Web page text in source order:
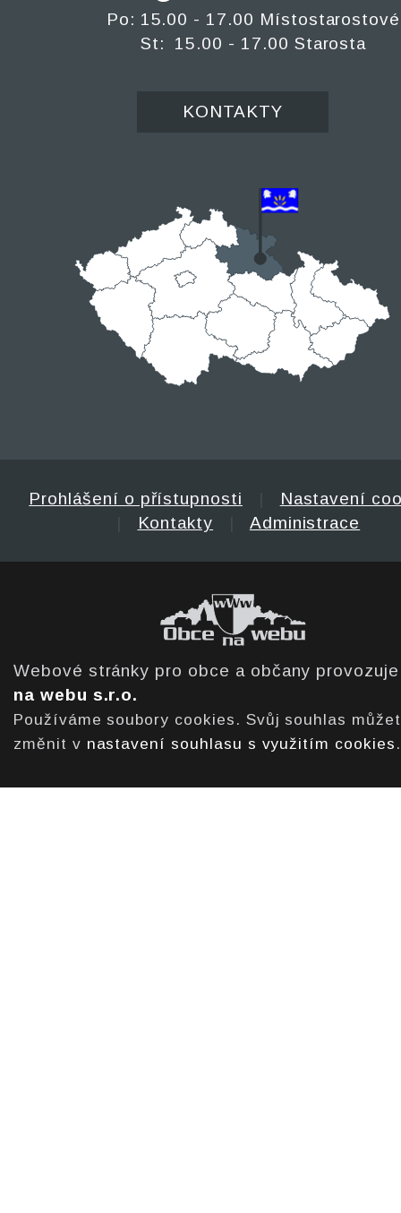
Po: 15.00 - 17.00 Místostarostové
St: 15.00 - 17.00 Starosta
KONTAKTY
Prohlášení o přístupnosti
Nastavení
Kontakty Administrace
Webové stránky pro obce a občany
na webu s.r.o.
Používáme soubory cookies. Svůj souhlas
změnit v nastavení souhlasu s využitím cookies .